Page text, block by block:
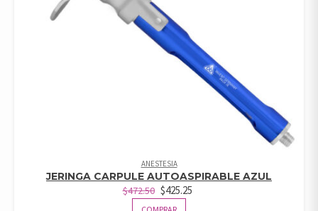
ANESTESIA
JERINGA CARPULE AUTOASPIRABLE AZUL
$472.50 $425.25